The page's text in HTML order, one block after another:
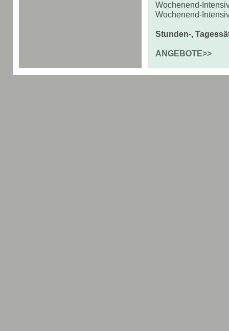
Wochenend-
Wochenend-
Stunden-,
ANGEBOTE>>